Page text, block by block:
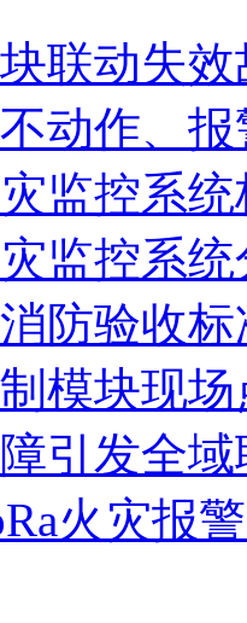
联动失效
动作、
监控系
监控系
防验收标
模块现
引发全
火灾报